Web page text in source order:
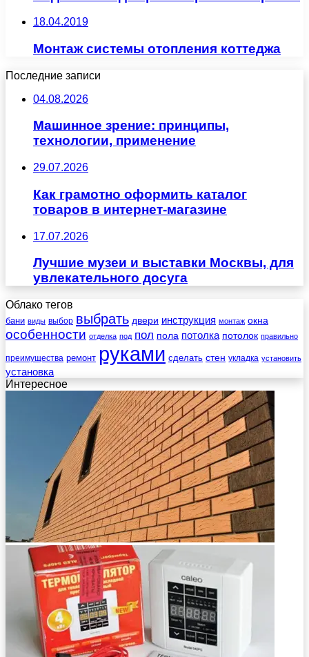
18.04.2019
Монтаж системы отопления коттеджа
Последние записи
04.08.2026
Машинное зрение: принципы,
технологии, применение
29.07.2026
Как грамотно оформить каталог
товаров в интернет-магазине
17.07.2026
Лучшие музеи и выставки Москвы, для
увлекательного досуга
Облако тегов
бани виды выбор выбрать двери инструкция монтаж окна
особенности отделка под пол пола потолка потолок правильно
преимущества ремонт руками сделать стен укладка установить
установка
Интересное